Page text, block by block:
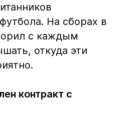
На сборах в
с каждым
откуда эти
контракт с